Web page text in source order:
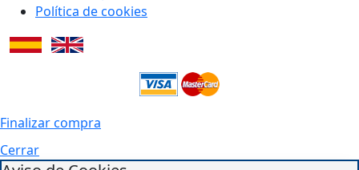
Política de cookies
Finalizar compra
Cerrar